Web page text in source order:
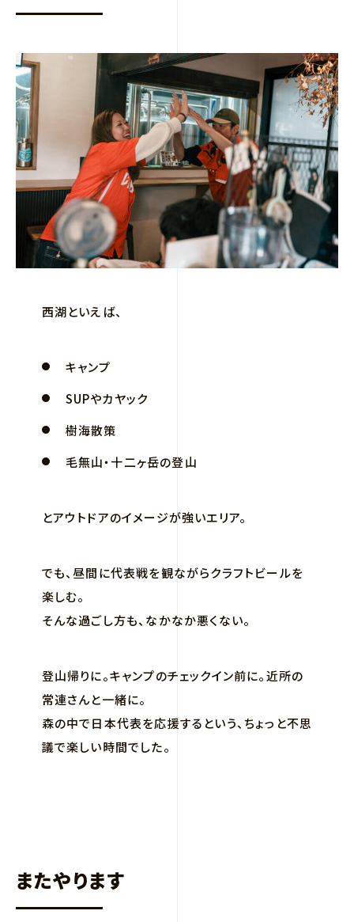
西湖といえば、
キャンプ
SUPやカヤック
樹海散策
毛無山・十二ヶ岳の登山
とアウトドアのイメージが強いエリア。
でも、昼間に代表戦を観ながらクラフトビールを
楽しむ。
そんな過ごし方も、なかなか悪くない。
登山帰りに。キャンプのチェックイン前に。近所の
常連さんと一緒に。
森の中で日本代表を応援するという、ちょっと不思
議で楽しい時間でした。
またやります